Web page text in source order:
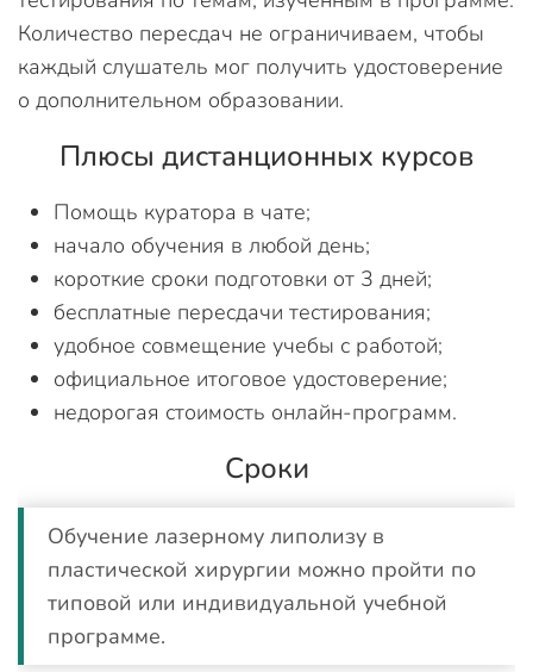
Количество пересдач не ограничиваем, чтобы
каждый слушатель мог получить удостоверение
о дополнительном образовании.
Плюсы дистанционных курсов
Помощь куратора в чате;
начало обучения в любой день;
короткие сроки подготовки от 3 дней;
бесплатные пересдачи тестирования;
удобное совмещение учебы с работой;
официальное итоговое удостоверение;
недорогая стоимость онлайн-программ.
Сроки
Обучение лазерному липолизу в
пластической хирургии можно пройти по
типовой или индивидуальной учебной
программе.